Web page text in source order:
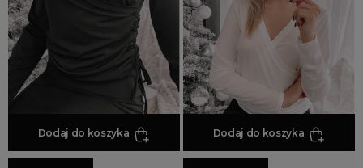
Bluzki z nadrukiem
Bluzki z krótkim rękawem
Bluzki z dekoltem w serek
Bluzki z dekoltem w łódkę
Bluzki z golfem
Bluzki z guzikami
swetry
Dodaj do koszyka Dodaj do koszyka